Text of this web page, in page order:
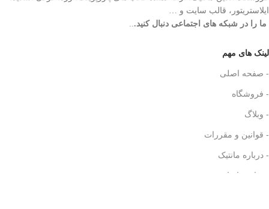
ایلاستریتور، قالب سایت و …
ما را در شبکه های اجتماعی دنبال کنید.
لینک های مهم
- صفحه اصلی
- فروشگاه
- وبلاگ
- قوانین و مقررات
- درباره مانتیک
- تماس با ما